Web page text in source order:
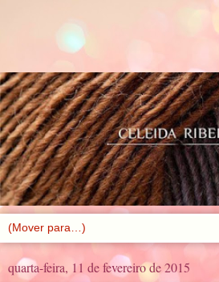
quarta-feira, 11 de fevereiro de 2015